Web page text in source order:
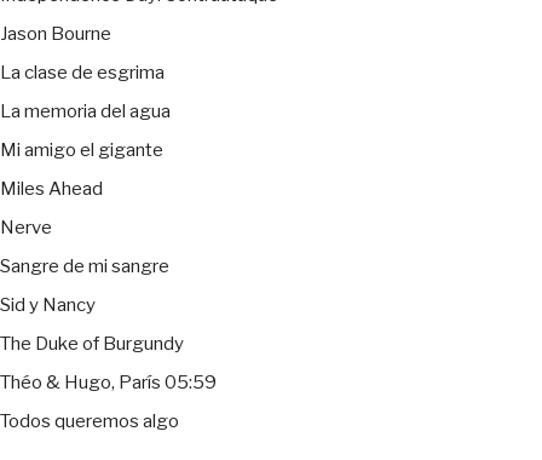
Jason Bourne
La clase de esgrima
La memoria del agua
Mi amigo el gigante
Miles Ahead
Nerve
Sangre de mi sangre
Sid y Nancy
The Duke of Burgundy
Théo & Hugo, París 05:59
Todos queremos algo